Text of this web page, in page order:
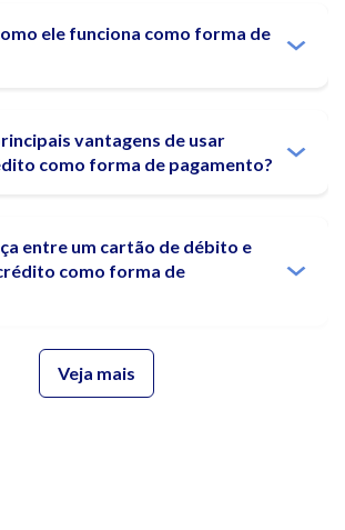
de pagamento disponíveis, como o Pix, PicPay
os consumidores escolham a forma mais
ele funciona como forma de
vantagens de usar
como forma de pagamento?
entre um cartão de débito e
como forma de
Veja mais